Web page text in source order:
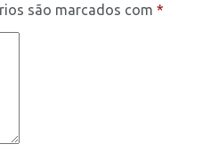
são marcados com *